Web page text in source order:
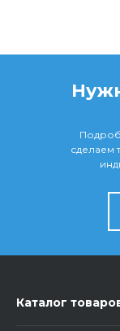
сделаем
Каталог